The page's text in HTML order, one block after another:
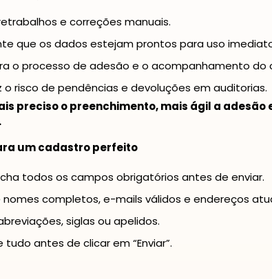
e correções manuais.
que os dados estejam prontos para uso
o processo de adesão e o acompanhamento do
o risco de pendências e devoluções em auditorias.
preciso o preenchimento, mais ágil a adesão
um cadastro perfeito
todos os campos obrigatórios antes de enviar.
nomes completos, e-mails válidos e endereços
siglas ou apelidos.
tudo antes de clicar em “Enviar”.